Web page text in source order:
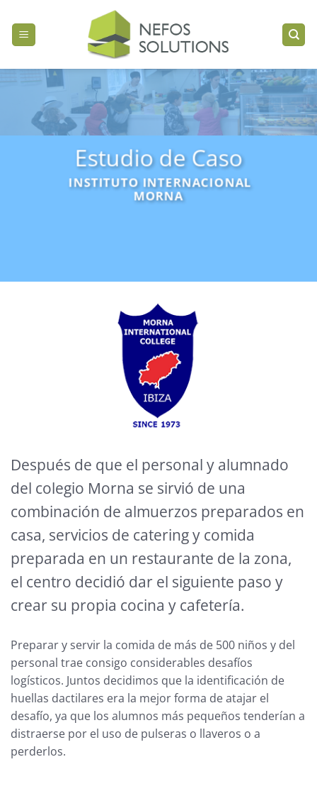
contenido
Estudio de Caso
INSTITUTO INTERNACIONAL
MORNA
Después de que el personal y alumnado
del colegio Morna se sirvió de una
combinación de almuerzos preparados en
casa, servicios de catering y comida
preparada en un restaurante de la zona,
el centro decidió dar el siguiente paso y
crear su propia cocina y cafetería.
Preparar y servir la comida de más de 500 niños y del
personal trae consigo considerables desafíos
logísticos. Juntos decidimos que la identificación de
huellas dactilares era la mejor forma de atajar el
desafío, ya que los alumnos más pequeños tenderían a
distraerse por el uso de pulseras o llaveros o a
perderlos.